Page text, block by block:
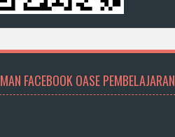
FACEBOOK OASE PEMBELAJARAN